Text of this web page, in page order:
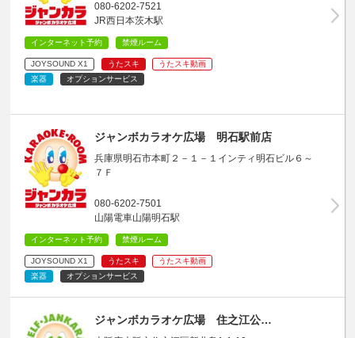
080-6202-7521
JR西日本茨木駅
インターネット予約 禁煙ルーム
JOYSOUND X1 うたスキ
うたスキ動画
楽器
オプションサービス
ジャンボカラオケ広場 明石駅前店
兵庫県明石市本町２－１－１インティ明石ビル６～
７Ｆ
080-6202-7501
山陽電車山陽明石駅
インターネット予約 禁煙ルーム
JOYSOUND X1 うたスキ
うたスキ動画
楽器
オプションサービス
ジャンボカラオケ広場 住之江公…